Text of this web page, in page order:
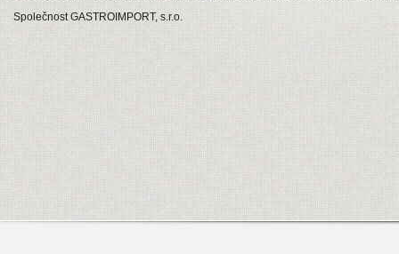
Společnost GASTROIMPORT, s.r.o.